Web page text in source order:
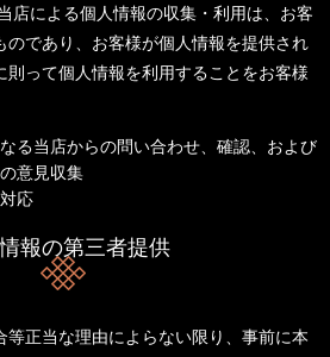
店による個人情報の収集・利用は、お客
のであり、お客様が個人情報を提供され
則って個人情報を利用することをお客様
る当店からの問い合わせ、確認、および
意見収集
応
報の第三者提供
等正当な理由によらない限り、事前に本